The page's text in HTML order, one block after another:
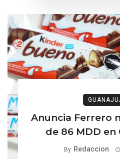
Anuncia Ferrero
de 86 MDD en
By Redaccion